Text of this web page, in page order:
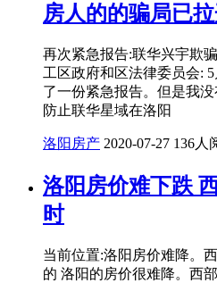
房人的的骗局已
再次紧急报告:联华兴宇欺
工区政府和区法律委员会:
了一份紧急报告。但是我
防止联华星域在洛阳
洛阳房产 2020-07-27 136人
洛阳房价难下跌
时
当前位置:洛阳房价难降。
的 洛阳的房价很难降。西